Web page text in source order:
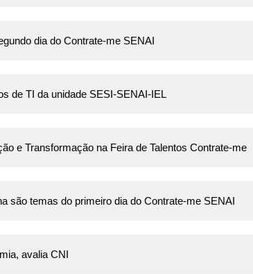
dia do Contrate-me SENAI
de TI da unidade SESI-SENAI-IEL
e Transformação na Feira de Talentos Contrate-me
são temas do primeiro dia do Contrate-me SENAI
avalia CNI